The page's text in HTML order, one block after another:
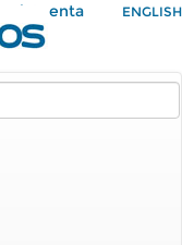
Mi Cuenta ENGLISH